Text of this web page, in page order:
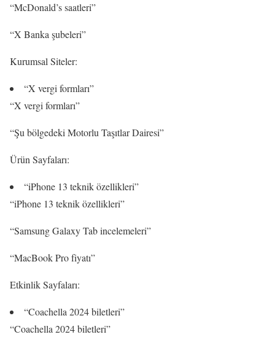
“McDonald’s saatleri”
“X Banka şubeleri”
Kurumsal Siteler:
“X vergi formları”
“X vergi formları”
“Şu bölgedeki Motorlu Taşıtlar Dairesi”
Ürün Sayfaları:
“iPhone 13 teknik özellikleri”
“iPhone 13 teknik özellikleri”
“Samsung Galaxy Tab incelemeleri”
“MacBook Pro fiyatı”
Etkinlik Sayfaları:
“Coachella 2024 biletleri”
“Coachella 2024 biletleri”